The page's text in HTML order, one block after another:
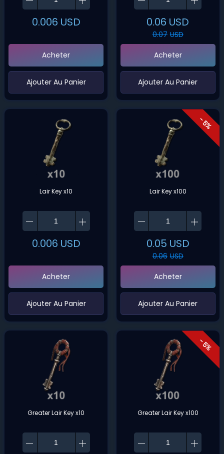
0.006 USD
Acheter
‌Ajouter Au Panier
0.06 USD
0.07 USD
Acheter
‌Ajouter Au Panier
Lair Key x10
0.006 USD
Acheter
‌Ajouter Au Panier
- 5%
Lair Key x100
0.05 USD
0.06 USD
Acheter
‌Ajouter Au Panier
Greater Lair Key x10
- 5%
Greater Lair Key x100